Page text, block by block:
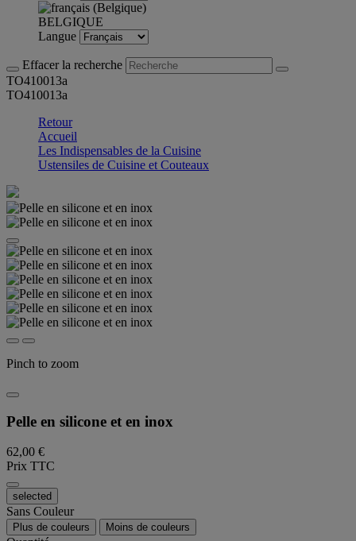
BELGIQUE
Langue
Effacer la recherche
TO410013a
TO410013a
Retour
Accueil
Les Indispensables de la Cuisine
Ustensiles de Cuisine et Couteaux
Pinch to zoom
Pelle en silicone et en inox
62,00 €
Prix TTC
selected
Sans Couleur
Plus de couleurs Moins de couleurs